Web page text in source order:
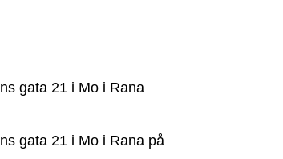
gata 21 i Mo i Rana
gata 21 i Mo i Rana på